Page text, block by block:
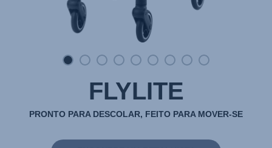
FLYLITE
PRONTO PARA DESCOLAR, FEITO PARA MOVER-SE